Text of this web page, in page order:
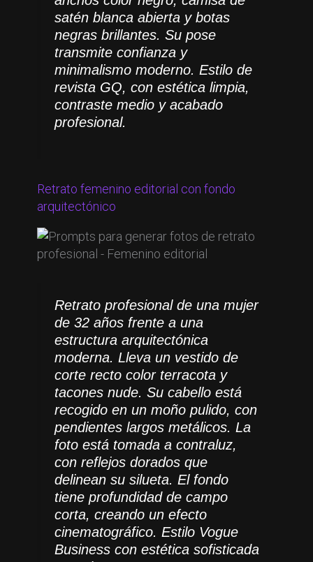
satén blanca abierta y botas
negras brillantes. Su pose
transmite confianza y
minimalismo moderno. Estilo de
revista GQ, con estética limpia,
contraste medio y acabado
profesional.
Retrato femenino editorial con fondo
arquitectónico
Retrato profesional de una mujer
de 32 años frente a una
estructura arquitectónica
moderna. Lleva un vestido de
corte recto color terracota y
tacones nude. Su cabello está
recogido en un moño pulido, con
pendientes largos metálicos. La
foto está tomada a contraluz,
con reflejos dorados que
delinean su silueta. El fondo
tiene profundidad de campo
corta, creando un efecto
cinematográfico. Estilo Vogue
Business con estética sofisticada